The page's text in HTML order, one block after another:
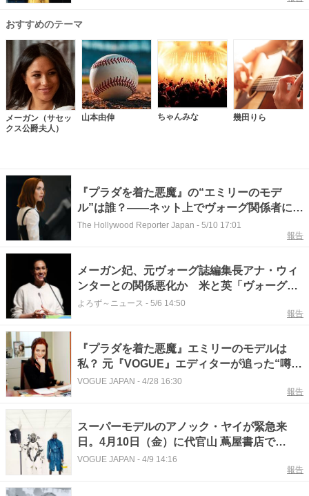
おすすめのテーマ
メーガン（サセッ
クス公爵夫人）
山本由伸 ちゃんみな 幾田りら
『プラダを着た悪魔』の“エミリーのモデ
ル”は誰？――ネット上でヴォーグ関係者に注
目集まる
The Hollywood Reporter Japan - 5/10 17:01
報告
メーガン妃、元ヴォーグ誌編集長アナ・ウィ
ンターとの関係悪化か 米と英「ヴォーグ」
誌の綱引き
よろず～ニュース - 5/6 14:50
報告
『プラダを着た悪魔』エミリーのモデルは
私？ 元『VOGUE』エディターが追った“噂の
真相”
VOGUE JAPAN - 4/28 16:30
報告
スーパーモデルのアノック・ヤイが緊急来
日。4月10日（金）に代官山 蔦屋書店で
『VOGUE JAPAN』5月号サイン会を開催！
VOGUE JAPAN - 4/9 14:16
報告